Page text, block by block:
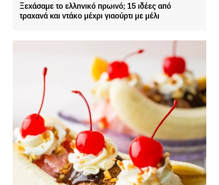
Ξεχάσαμε το ελληνικό πρωινό; 15 ιδέες από
τραχανά και ντάκο μέχρι γιαούρτι με μέλι